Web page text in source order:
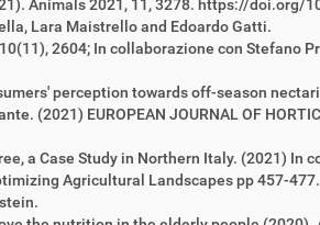
Animals 2021, 11, 3278. https://
Lara Maistrello and Edoardo Gatti.
2604; In collaborazione con Stefano
perception towards off-season
(2021) EUROPEAN JOURNAL OF
a Case Study in Northern Italy. (2021) In
Agricultural Landscapes pp 457-477.